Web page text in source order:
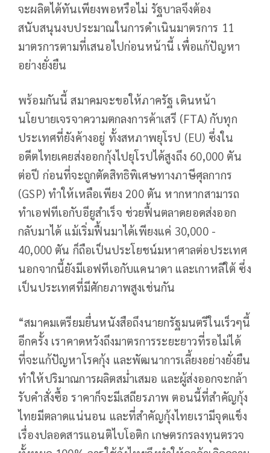
จะผลิตได้ทันเพียงพอหรือไม่ รัฐบาลจึงต้อง
สนับสนุนงบประมาณในการดำเนินมาตรการ 11
มาตรการตามที่เสนอไปก่อนหน้านี้ เพื่อแก้ปัญหา
อย่างยั่งยืน
พร้อมกันนี้ สมาคมจะขอให้ภาครัฐ เดินหน้า
นโยบายเจรจาความตกลงการค้าเสรี (FTA) กับทุก
ประเทศที่ยังค้างอยู่ ทั้งสหภาพยุโรป (EU) ซึ่งใน
อดีตไทยเคยส่งออกกุ้งไปยุโรปได้สูงถึง 60,000 ตัน
ต่อปี ก่อนที่จะถูกตัดสิทธิพิเศษทางภาษีศุลกากร
(GSP) ทำให้เหลือเพียง 200 ตัน หากหากสามารถ
ทำเอฟทีเอกับอียูสำเร็จ ช่วยฟื้นตลาดยอดส่งออก
กลับมาได้ แม้เริ่มฟื้นมาได้เพียงแค่ 30,000 -
40,000 ตัน ก็ถือเป็นประโยชน์มหาศาลต่อประเทศ
นอกจากนี้ยังมีเอฟทีเอกับแคนาดา และเกาหลีใต้ ซึ่ง
เป็นประเทศที่มีศักยภาพสูงเช่นกัน
“สมาคมเตรียมยื่นหนังสือถึงนายกรัฐมนตรีในเร็วๆนี้
อีกครั้ง เราคาดหวังถึงมาตรการระยะยาวที่รอไม่ได้
ที่จะแก้ปัญหาโรคกุ้ง และพัฒนาการเลี้ยงอย่างยั่งยืน
ทำให้ปริมาณการผลิตสม่ำเสมอ และผู้ส่งออกจะกล้า
รับคำสั่งซื้อ ราคาก็จะมีเสถียรภาพ ตอนนี้ที่สำคัญกุ้ง
ไทยมีตลาดแน่นอน และที่สำคัญกุ้งไทยเรามีจุดแข็ง
เรื่องปลอดสารแอนติไบโอติก เกษตรกรลงทุนตรวจ